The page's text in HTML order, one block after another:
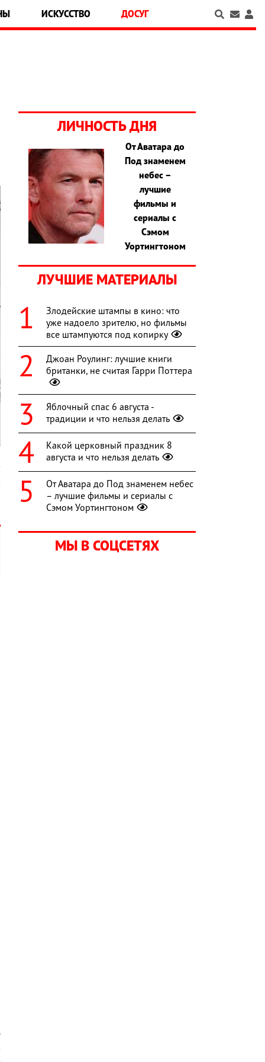
ИСКУССТВО ДОСУГ
ЛИЧНОСТЬ ДНЯ
От Аватара до
Под знаменем
небес –
лучшие
фильмы и
сериалы с
Сэмом
Уортингтоном
ЛУЧШИЕ МАТЕРИАЛЫ
Злодейские штампы в кино: что
уже надоело зрителю, но фильмы
все штампуются под копирку
Джоан Роулинг: лучшие книги
британки, не считая Гарри Поттера
Яблочный спас 6 августа -
традиции и что нельзя делать
Какой церковный праздник 8
августа и что нельзя делать
От Аватара до Под знаменем небес
– лучшие фильмы и сериалы с
Сэмом Уортингтоном
МЫ В СОЦСЕТЯХ